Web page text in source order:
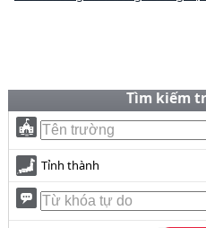
Tìm kiếm
Tỉnh thành